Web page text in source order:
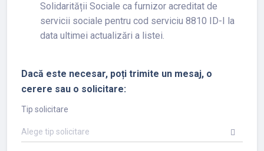
Solidarității Sociale ca furnizor acreditat de
servicii sociale pentru cod serviciu 8810 ID-I la
data ultimei actualizări a listei.
Dacă este necesar, poți trimite un mesaj, o
cerere sau o solicitare:
Tip solicitare
Alege tip solicitare